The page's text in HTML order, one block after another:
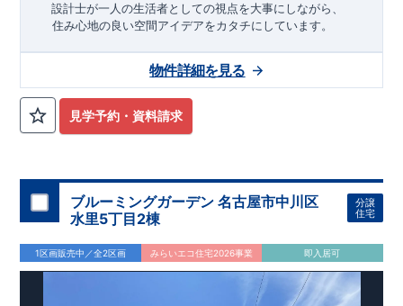
設計士が一人の生活者としての視点を大事にしながら、
住み心地の良い空間アイデアをカタチにしています。
TEL:098-860-2201（火・水曜日定休日、年末年始休み）
■オプションではありません！全棟標準搭載
ム・ガス衣類乾燥機・食洗器・宅配ボックス・玄関電子キー・
成材にヒノキを使用しております！
■長期優良住宅もっと詳しく
「いい家を作って、きちんと手
7つの厳しい技術基準をクリアした物件だけが認定を受けられる
長期優良住宅。
長期優良住宅として認定を受けるためには、国が定めた下記7つ
の技術基準をクリアする必要があります。東栄住宅は全棟でク
リア！①耐震性②劣化対策③維持管理性④住戸面積⑤省エネル
見学予約・資料請求
物件詳細を見る
ブルーミングガーデン 名古屋市中川区
水里5丁目2棟
分譲
住宅
1区画販売中／全2区画 みらいエコ住宅2026事業 即入居可